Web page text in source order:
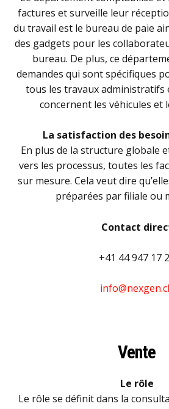
factures et surveille leur
du travail est le bureau de paie
des gadgets pour les
bureau. De plus, ce
demandes qui sont spécifiques
tous les travaux administratifs
concernent les véhicules et
La satisfaction des
En plus de la structure globale
vers les processus, toutes les
sur mesure. Cela veut dire
préparées par filiale ou
Contact
+41 44 947 17
Vente
Le rôle
Le rôle se définit dans la